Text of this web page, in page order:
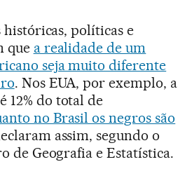
políticas e
que a realidade de um
seja muito diferente
. Nos EUA, por exemplo, a
12% do total de
no Brasil os negros são
assim, segundo o
de Geografia e Estatística.